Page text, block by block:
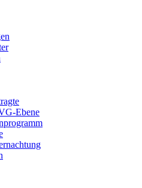
Ebene